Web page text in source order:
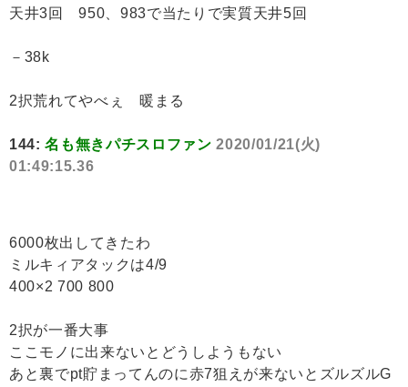
天井3回 950、983で当たりで実質天井5回
－38k
2択荒れてやべぇ 暖まる
144:名も無きパチスロファン 2020/01/21(火)
01:49:15.36
6000枚出してきたわ
ミルキィアタックは4/9
400×2 700 800
2択が一番大事
ここモノに出来ないとどうしようもない
あと裏でpt貯まってんのに赤7狙えが来ないとズルズルG